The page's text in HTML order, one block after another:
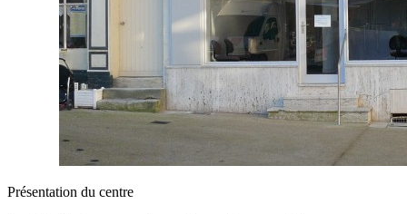
Présentation du centre